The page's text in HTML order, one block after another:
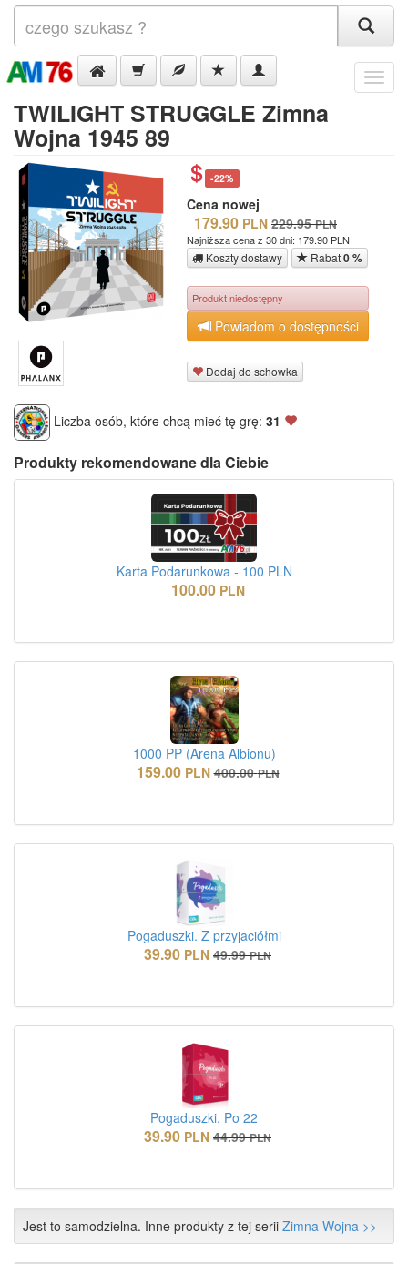
Menu
TWILIGHT STRUGGLE Zimna
Wojna 1945 89
-22%
Cena nowej
179.90 PLN 229.95 PLN
Najniższa cena z 30 dni: 179.90 PLN
Koszty dostawy Rabat0 %
Produkt niedostępny
Powiadom o dostępności
Dodaj do schowka
Liczba osób, które chcą mieć tę grę: 31
Produkty rekomendowane dla Ciebie
Karta Podarunkowa - 100 PLN
100.00 PLN
1000 PP (Arena Albionu)
159.00 PLN 400.00 PLN
Pogaduszki. Z przyjaciółmi
39.90 PLN 49.99 PLN
Pogaduszki. Po 22
39.90 PLN 44.99 PLN
Jest to samodzielna. Inne produkty z tej serii Zimna Wojna >>